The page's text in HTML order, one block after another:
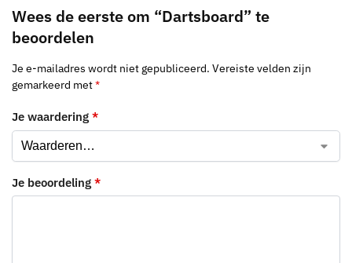
Wees de eerste om “Dartsboard” te
beoordelen
Je e-mailadres wordt niet gepubliceerd. Vereiste velden zijn
gemarkeerd met*
Je waardering *
Je beoordeling *